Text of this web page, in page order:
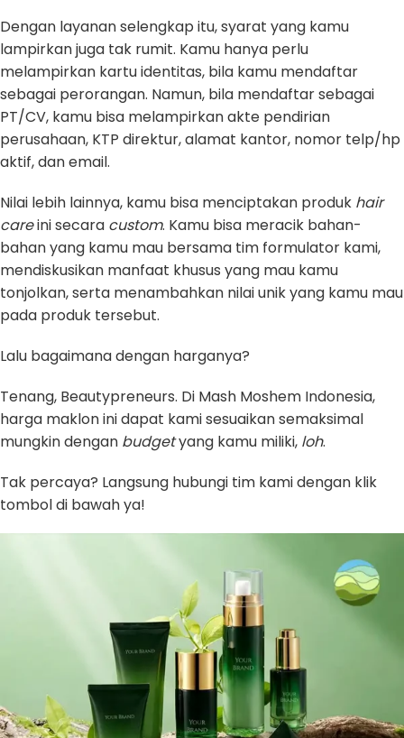
Dengan layanan selengkap itu, syarat yang kamu
lampirkan juga tak rumit. Kamu hanya perlu
melampirkan kartu identitas, bila kamu mendaftar
sebagai perorangan. Namun, bila mendaftar sebagai
PT/CV, kamu bisa melampirkan akte pendirian
perusahaan, KTP direktur, alamat kantor, nomor telp/hp
aktif, dan email.
Nilai lebih lainnya, kamu bisa menciptakan produk hair
careini secara custom. Kamu bisa meracik bahan-
bahan yang kamu mau bersama tim formulator kami,
mendiskusikan manfaat khusus yang mau kamu
tonjolkan, serta menambahkan nilai unik yang kamu mau
pada produk tersebut.
Lalu bagaimana dengan harganya?
Tenang, Beautypreneurs. Di Mash Moshem Indonesia,
harga maklon ini dapat kami sesuaikan semaksimal
mungkin dengan budgetyang kamu miliki, loh.
Tak percaya? Langsung hubungi tim kami dengan klik
tombol di bawah ya!